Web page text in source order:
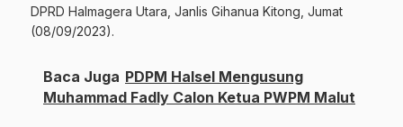
DPRD Halmagera Utara, Janlis Gihanua Kitong, Jumat
(08/09/2023).
Baca Juga PDPM Halsel Mengusung
Muhammad Fadly Calon Ketua PWPM Malut